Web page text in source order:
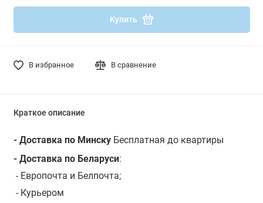
Купить
В избранное В сравнение
Краткое описание
- Доставка по МинскуБесплатная до квартиры
- Доставка по Беларуси:
- Европочта и Белпочта;
- Курьером